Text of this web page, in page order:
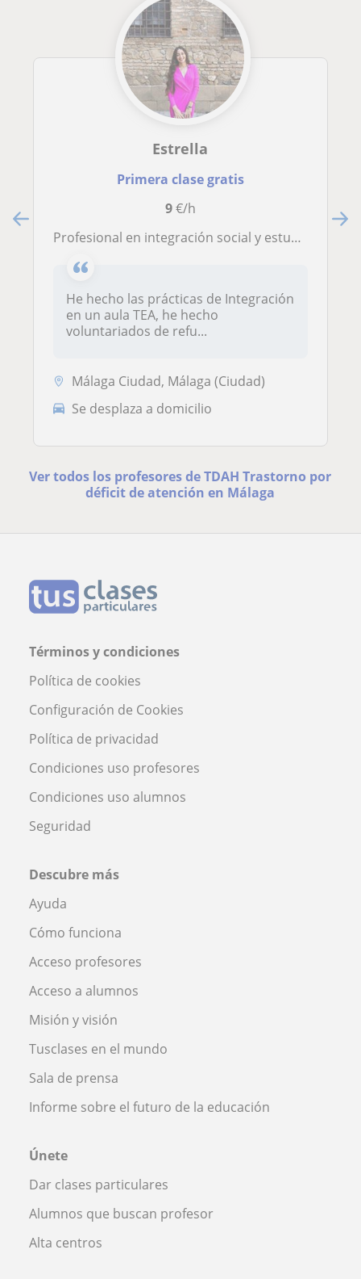
Estrella
Primera clase gratis
9€/h
Profesional en integración social y estudiante de Educación Social
He hecho las prácticas de Integración
en un aula TEA, he hecho
voluntariados de refu...
Málaga Ciudad, Málaga (Ciudad)
Se desplaza a domicilio
Ver todos los profesores de TDAH Trastorno por
déficit de atención en Málaga
Términos y condiciones
Política de cookies
Configuración de Cookies
Política de privacidad
Condiciones uso profesores
Condiciones uso alumnos
Seguridad
Descubre más
Ayuda
Cómo funciona
Acceso profesores
Acceso a alumnos
Misión y visión
Tusclases en el mundo
Sala de prensa
Informe sobre el futuro de la educación
Únete
Dar clases particulares
Alumnos que buscan profesor
Alta centros